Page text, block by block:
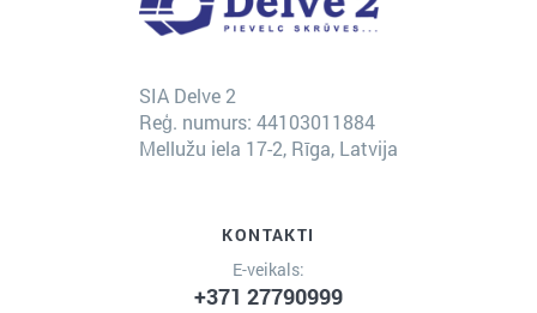
SIA Delve 2
Reģ. numurs: 44103011884
Mellužu iela 17-2, Rīga, Latvija
KONTAKTI
E-veikals:
+371 27790999